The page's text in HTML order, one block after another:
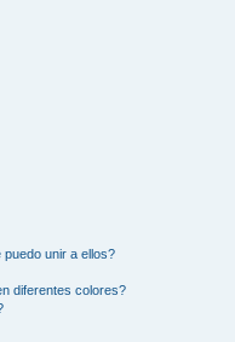
unir a ellos?
diferentes colores?